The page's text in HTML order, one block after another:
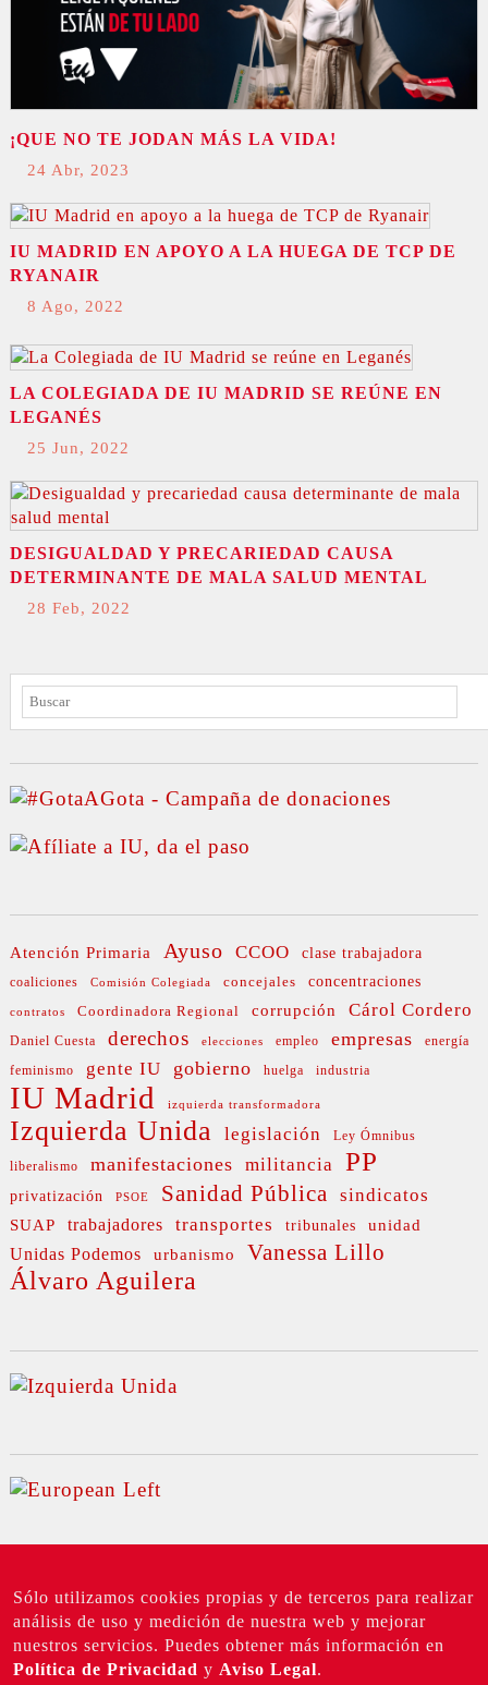
¡QUE NO TE JODAN MÁS LA VIDA!
24 Abr, 2023
IU MADRID EN APOYO A LA HUEGA DE TCP DE
RYANAIR
8 Ago, 2022
LA COLEGIADA DE IU MADRID SE REÚNE EN
LEGANÉS
25 Jun, 2022
DESIGUALDAD Y PRECARIEDAD CAUSA
DETERMINANTE DE MALA SALUD MENTAL
28 Feb, 2022
BUSCAR
Atención Primaria Ayuso CCOO clase trabajadora
coaliciones Comisión Colegiada concejales concentraciones
contratos Coordinadora Regional corrupción Cárol Cordero
Daniel Cuesta derechos elecciones empleo empresas energía
feminismo gente IU gobierno huelga industria
IU Madrid izquierda transformadora
Izquierda Unida legislación Ley Ómnibus
liberalismo manifestaciones militancia PP
privatización PSOE Sanidad Pública sindicatos
SUAP trabajadores transportes tribunales unidad
Unidas Podemos urbanismo Vanessa Lillo
Álvaro Aguilera
©
Sólo utilizamos cookies propias y de terceros para realizar
análisis de uso y medición de nuestra web y mejorar
nuestros servicios. Puedes obtener más información en
Política de Privacidad y Aviso Legal.